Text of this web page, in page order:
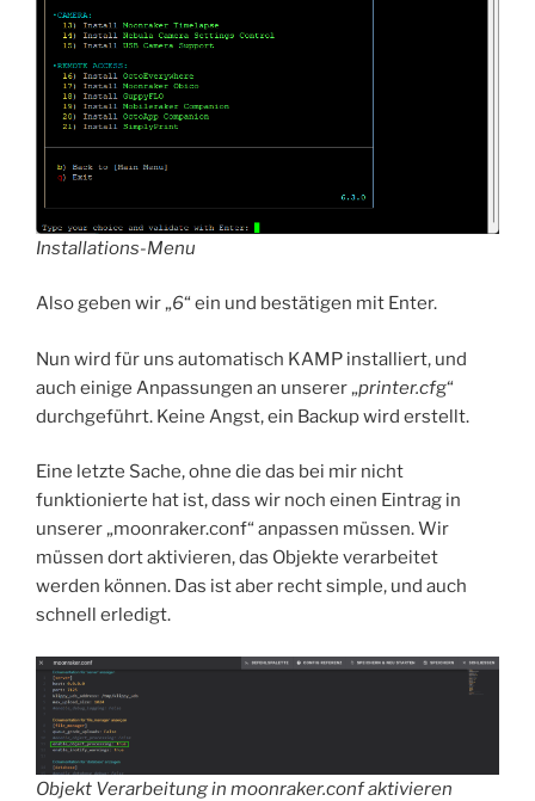
Installations-Menu
Also geben wir „6“ ein und bestätigen mit Enter.
Nun wird für uns automatisch KAMP installiert, und
auch einige Anpassungen an unserer „printer.cfg“
durchgeführt. Keine Angst, ein Backup wird erstellt.
Eine letzte Sache, ohne die das bei mir nicht
funktionierte hat ist, dass wir noch einen Eintrag in
unserer „moonraker.conf“ anpassen müssen. Wir
müssen dort aktivieren, das Objekte verarbeitet
werden können. Das ist aber recht simple, und auch
schnell erledigt.
Objekt Verarbeitung in moonraker.conf aktivieren